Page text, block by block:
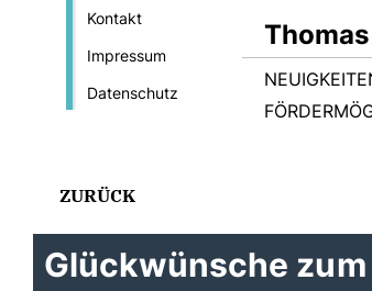
Kontakt
Impressum
Datenschutz
ZURÜCK
Glückwünsche